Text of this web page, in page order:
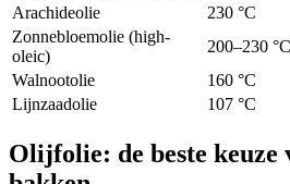
Arachideolie
230 °C
Zonnebloemolie (high-
oleic)
200–230 °C
Walnootolie
160 °C
Lijnzaadolie
107 °C
Olijfolie: de beste keuze